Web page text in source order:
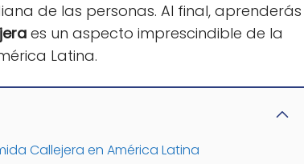
de las personas. Al final, aprenderás
es un aspecto imprescindible de la
Latina.
Callejera en América Latina